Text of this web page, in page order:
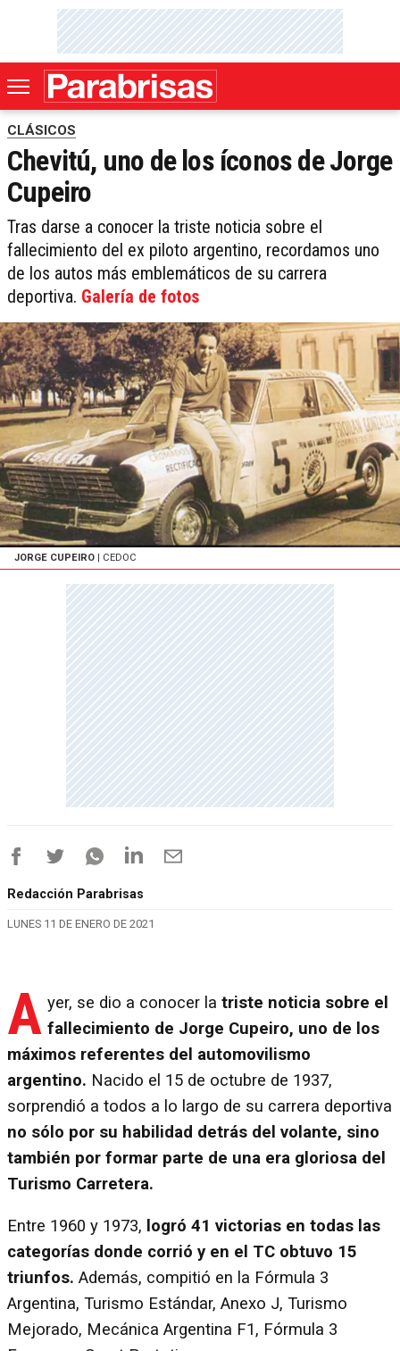
CLÁSICOS
Chevitú, uno de los íconos de Jorge
Cupeiro
Tras darse a conocer la triste noticia sobre el
fallecimiento del ex piloto argentino, recordamos uno
de los autos más emblemáticos de su carrera
deportiva. Galería de fotos
JORGE CUPEIRO | CEDOC
Redacción Parabrisas
LUNES 11 DE ENERO DE 2021
A yer, se dio a conocer la triste noticia sobre el
fallecimiento de Jorge Cupeiro, uno de los
máximos referentes del automovilismo
argentino. Nacido el 15 de octubre de 1937,
sorprendió a todos a lo largo de su carrera deportiva
no sólo por su habilidad detrás del volante, sino
también por formar parte de una era gloriosa del
Turismo Carretera.
Entre 1960 y 1973, logró 41 victorias en todas las
categorías donde corrió y en el TC obtuvo 15
triunfos. Además, compitió en la Fórmula 3
Argentina, Turismo Estándar, Anexo J, Turismo
Mejorado, Mecánica Argentina F1, Fórmula 3